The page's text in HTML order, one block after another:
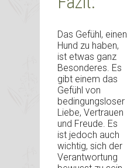
Das Gefühl, einen
Hund zu haben,
ist etwas ganz
Besonderes. Es
gibt einem das
Gefühl von
bedingungsloser
Liebe, Vertrauen
und Freude. Es
ist jedoch auch
wichtig, sich der
Verantwortung